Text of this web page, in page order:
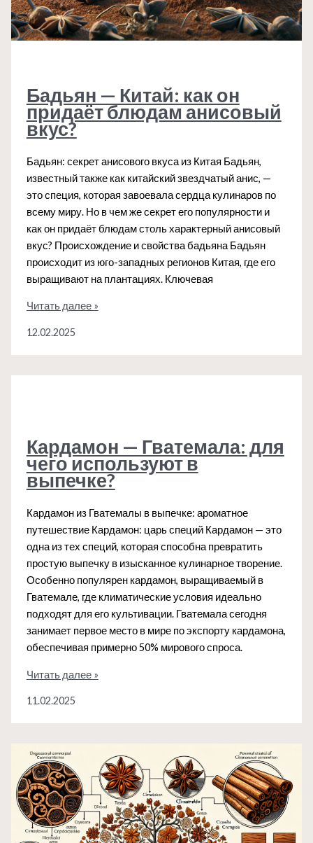
Бадьян — Китай: как он
придаёт блюдам анисовый
вкус?
Бадьян: секрет анисового вкуса из Китая Бадьян,
известный также как китайский звездчатый анис, —
это специя, которая завоевала сердца кулинаров по
всему миру. Но в чем же секрет его популярности и
как он придаёт блюдам столь характерный анисовый
вкус? Происхождение и свойства бадьяна Бадьян
происходит из юго-западных регионов Китая, где его
выращивают на плантациях. Ключевая
Бадьян
Китай:
вкус?
Читать далее »
12.02.2025
Кардамон — Гватемала: для
чего используют в
выпечке?
Кардамон из Гватемалы в выпечке: ароматное
путешествие Кардамон: царь специй Кардамон — это
одна из тех специй, которая способна превратить
простую выпечку в изысканное кулинарное творение.
Особенно популярен кардамон, выращиваемый в
Гватемале, где климатические условия идеально
подходят для его культивации. Гватемала сегодня
занимает первое место в мире по экспорту кардамона,
обеспечивая примерно 50% мирового спроса.
Кардамон
Гватемала:
используют
в
выпечке?
Читать далее »
11.02.2025